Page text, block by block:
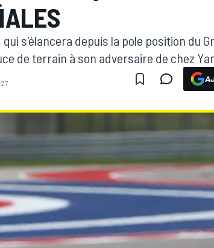
qui s'élancera depuis la pole position du
de terrain à son adversaire de chez